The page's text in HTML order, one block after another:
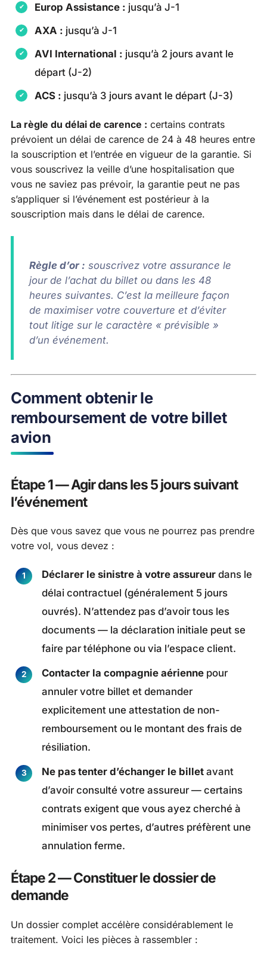
Europ Assistance : jusqu’à J-1
AXA : jusqu’à J-1
AVI International : jusqu’à 2 jours avant le
départ (J-2)
ACS : jusqu’à 3 jours avant le départ (J-3)
La règle du délai de carence : certains contrats
prévoient un délai de carence de 24 à 48 heures entre
la souscription et l’entrée en vigueur de la garantie. Si
vous souscrivez la veille d’une hospitalisation que
vous ne saviez pas prévoir, la garantie peut ne pas
s’appliquer si l’événement est postérieur à la
souscription mais dans le délai de carence.
Règle d’or : souscrivez votre assurance le
jour de l’achat du billet ou dans les 48
heures suivantes. C’est la meilleure façon
de maximiser votre couverture et d’éviter
tout litige sur le caractère « prévisible »
d’un événement.
Comment obtenir le
remboursement de votre billet
avion
Étape 1 — Agir dans les 5 jours suivant
l’événement
Dès que vous savez que vous ne pourrez pas prendre
votre vol, vous devez :
Déclarer le sinistre à votre assureur dans le
délai contractuel (généralement 5 jours
ouvrés). N’attendez pas d’avoir tous les
documents — la déclaration initiale peut se
faire par téléphone ou via l’espace client.
Contacter la compagnie aérienne pour
annuler votre billet et demander
explicitement une attestation de non-
remboursement ou le montant des frais de
résiliation.
Ne pas tenter d’échanger le billet avant
d’avoir consulté votre assureur — certains
contrats exigent que vous ayez cherché à
minimiser vos pertes, d’autres préfèrent une
annulation ferme.
Étape 2 — Constituer le dossier de
demande
Un dossier complet accélère considérablement le
traitement. Voici les pièces à rassembler :